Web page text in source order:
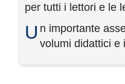
per tutti i lettori e le
Un importante asse editoriale riguarda i
volumi didattici e